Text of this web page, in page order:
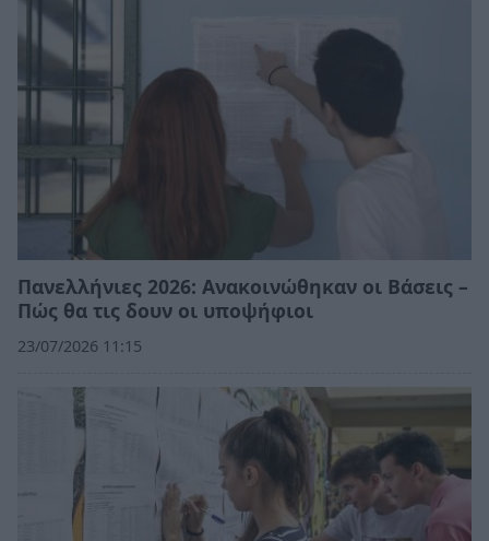
Πανελλήνιες 2026: Ανακοινώθηκαν οι Βάσεις –
Πώς θα τις δουν οι υποψήφιοι
23/07/2026 11:15